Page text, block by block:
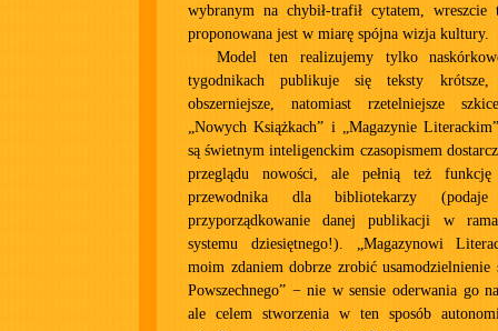
wybranym na chybił-trafił cytatem,
proponowana jest w miarę spójna wizja kultury.
Model ten realizujemy tylko
tygodnikach publikuje się teksty
obszerniejsze, natomiast rzetelniejsze
„Nowych Książkach” i „Magazynie
są świetnym inteligenckim czasopismem
przeglądu nowości, ale pełnią też funkcję
przewodnika dla bibliotekarzy
przyporządkowanie danej publikacji w
systemu dziesiętnego!). „Magazynowi
moim zdaniem dobrze zrobić usamodzielnienie
Powszechnego” − nie w sensie oderwania go
ale celem stworzenia w ten sposób